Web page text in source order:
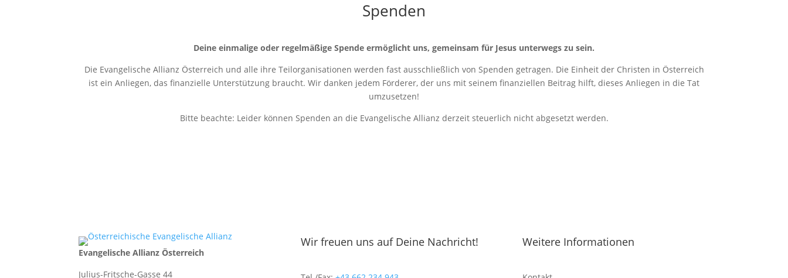
Spenden
Deine einmalige oder regelmäßige Spende ermöglicht uns, gemeinsam für Jesus unterwegs zu sein.
Die Evangelische Allianz Österreich und alle ihre Teilorganisationen werden fast ausschließlich von Spenden getragen. Die Einheit der Christen in Österreich
ist ein Anliegen, das finanzielle Unterstützung braucht. Wir danken jedem Förderer, der uns mit seinem finanziellen Beitrag hilft, dieses Anliegen in die Tat
umzusetzen!
Bitte beachte: Leider können Spenden an die Evangelische Allianz derzeit steuerlich nicht abgesetzt werden.
Evangelische Allianz Österreich
Julius-Fritsche-Gasse 44
Wir freuen uns auf Deine Nachricht! Weitere Informationen